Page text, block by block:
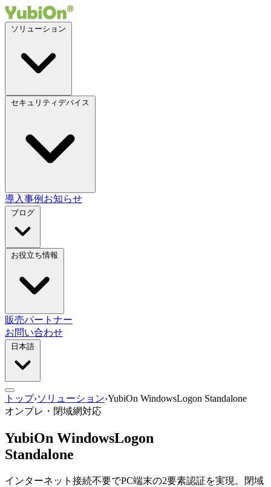
導入事例 お知らせ
販売パートナー
お問い合わせ
トップ›ソリューション›YubiOn WindowsLogon Standalone
オンプレ・閉域網対応
YubiOn WindowsLogon
Standalone
インターネット接続不要でPC端末の2要素認証を実現。閉域